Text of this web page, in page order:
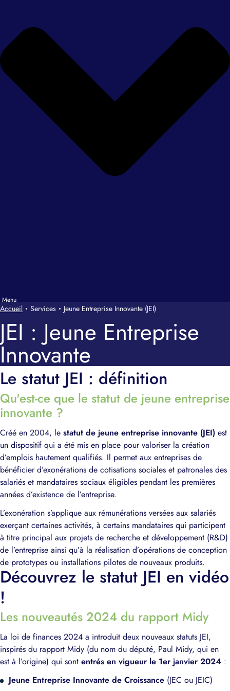
Accueil Services Jeune Entreprise Innovante (JEI)
JEI : Jeune Entreprise
Innovante
Le statut JEI : définition
Qu'est-ce que le statut de jeune entreprise
innovante ?
Créé en 2004, le statut de jeune entreprise innovante (JEI) est
un dispositif qui a été mis en place pour valoriser la création
d’emplois hautement qualifiés. Il permet aux entreprises de
bénéficier d’exonérations de cotisations sociales et patronales des
salariés et mandataires sociaux éligibles pendant les premières
années d’existence de l’entreprise.
L’exonération s’applique aux rémunérations versées aux salariés
exerçant certaines activités, à certains mandataires qui participent
à titre principal aux projets de recherche et développement (R&D)
de l’entreprise ainsi qu’à la réalisation d’opérations de conception
de prototypes ou installations pilotes de nouveaux produits.
Découvrez le statut JEI en vidéo
!
Les nouveautés 2024 du rapport Midy
La loi de finances 2024 a introduit deux nouveaux statuts JEI,
inspirés du rapport Midy (du nom du député, Paul Midy, qui en
est à l’origine) qui sont entrés en vigueur le 1er janvier 2024 :
Jeune Entreprise Innovante de Croissance (JEC ou JEIC)